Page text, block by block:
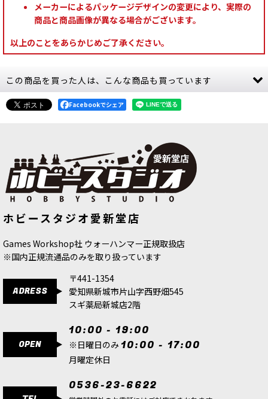
メーカーによるパッケージデザインの変更により、実際の
商品と商品画像が異なる場合がございます。
以上のことをあらかじめご了承ください。
この商品を買った人は、こんな商品も買っています
STONE カラク・ストーン [28-36 ]
[
Facebookでシェア
ホビースタジオ愛新堂店
Games Workshop社 ウォーハンマー正規取扱店
※国内正規流通品のみを取り扱っています
ADRESS
〒441-1354
愛知県新城市片山字西野畑545
スギ薬局新城店2階
OPEN
10:00 - 19:00
※日曜日のみ 10:00 - 17:00
月曜定休日
0536-23-6622